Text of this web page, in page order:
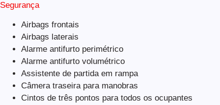
Segurança
Airbags frontais
Airbags laterais
Alarme antifurto perimétrico
Alarme antifurto volumétrico
Assistente de partida em rampa
Câmera traseira para manobras
Cintos de três pontos para todos os ocupantes